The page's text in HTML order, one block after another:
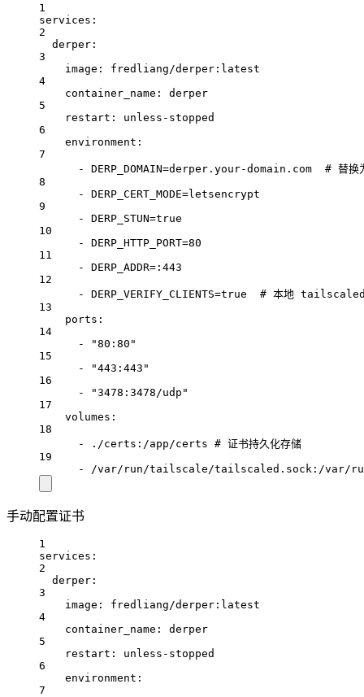
1
services:
2
derper:
3
image: fredliang/derper:latest
4
container_name: derper
5
restart: unless-stopped
6
environment:
7
- DERP_DOMAIN=derper.your-domain.com  # 替换
8
- DERP_CERT_MODE=letsencrypt
9
- DERP_STUN=true
10
- DERP_HTTP_PORT=80
11
- DERP_ADDR=:443
12
- DERP_VERIFY_CLIENTS=true  # 本地 tailscaled
13
ports:
14
- "80:80"
15
- "443:443"
16
- "3478:3478/udp"
17
volumes:
18
- ./certs:/app/certs # 证书持久化存储
19
- /var/run/tailscale/tailscaled.sock:/var/
手动配置证书
1
services:
2
derper:
3
image: fredliang/derper:latest
4
container_name: derper
5
restart: unless-stopped
6
environment:
7